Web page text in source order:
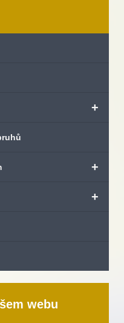
+
+
+
webu